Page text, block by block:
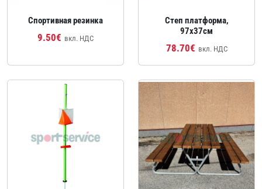
Спортивная резинка
9.50€ вкл. НДС
Степ платформа,
97x37см
78.70€ вкл. НДС